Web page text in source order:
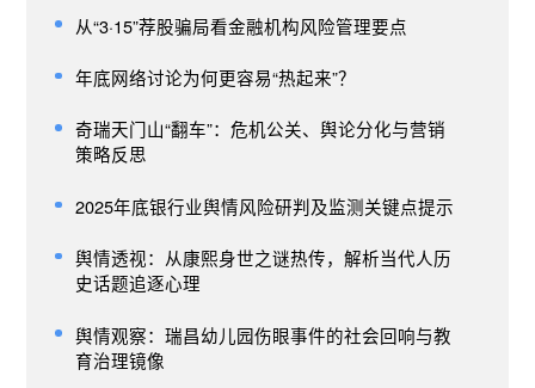
从“3·15”荐股骗局看金融机构风险管理要点
年底网络讨论为何更容易“热起来”？
奇瑞天门山“翻车”：危机公关、舆论分化与营销
策略反思
2025年底银行业舆情风险研判及监测关键点提示
舆情透视：从康熙身世之谜热传，解析当代人历
史话题追逐心理
舆情观察：瑞昌幼儿园伤眼事件的社会回响与教
育治理镜像